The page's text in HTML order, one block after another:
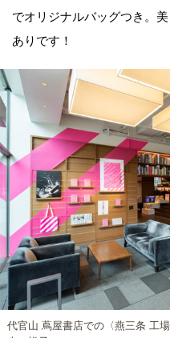
でオリジナルバッグつき。
ありです！
代官山 蔦屋書店での〈燕三条 工